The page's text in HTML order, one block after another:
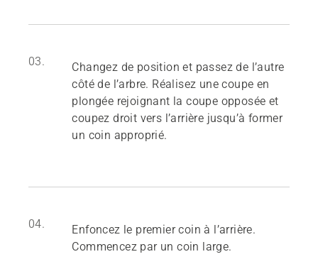
03.
Changez de position et passez de l’autre
côté de l’arbre. Réalisez une coupe en
plongée rejoignant la coupe opposée et
coupez droit vers l’arrière jusqu’à former
un coin approprié.
04.
Enfoncez le premier coin à l’arrière.
Commencez par un coin large.